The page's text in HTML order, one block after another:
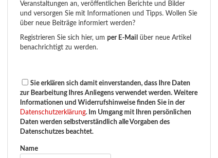
Veranstaltungen an, veröffentlichen Berichte und Bilder
und versorgen Sie mit Informationen und Tipps. Wollen Sie
über neue Beiträge informiert werden?
Registrieren Sie sich hier, um per E-Mail
über neue Artikel
benachrichtigt zu werden.
Sie erklären sich damit einverstanden, dass Ihre Daten
zur Bearbeitung Ihres Anliegens verwendet werden. Weitere
Informationen und Widerrufshinweise finden Sie in der
Datenschutzerklärung. Im Umgang mit Ihren persönlichen
Daten werden selbstverständlich alle Vorgaben des
Datenschutzes beachtet.
Name